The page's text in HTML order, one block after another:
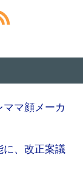
マ顔メーカ
、改正案議